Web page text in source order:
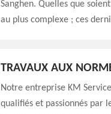
Sanghen. Quelles que
au plus complexe ; ces
TRAVAUX AUX
Notre entreprise KM
qualifiés et passionnés par